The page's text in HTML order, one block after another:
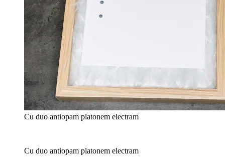
Cu duo antiopam platonem electram
Cu duo antiopam platonem electram